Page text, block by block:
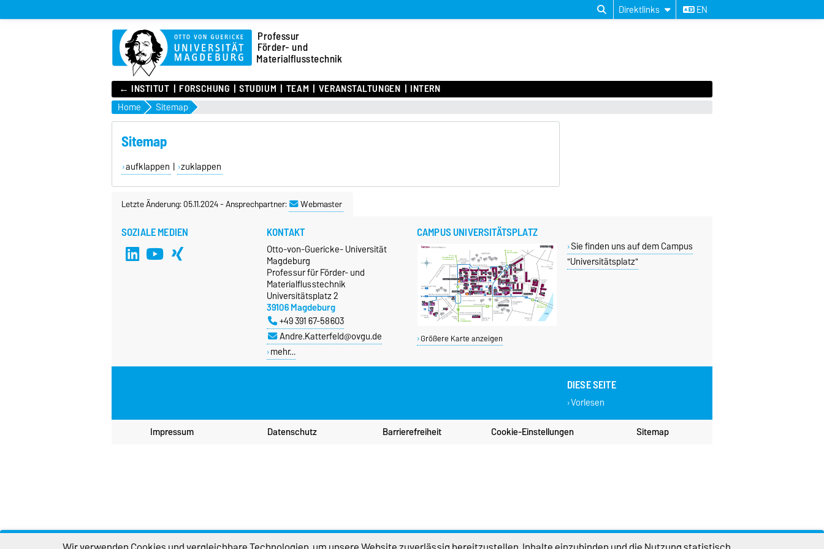
Direktlinks EN
Professur
Förder- und
Materialflusstechnik
← INSTITUT FORSCHUNG STUDIUM TEAM VERANSTALTUNGEN INTERN
Home Sitemap
Sitemap
aufklappen | zuklappen
Letzte Änderung: 05.11.2024-Ansprechpartner: Webmaster
SOZIALE MEDIEN KONTAKT
Otto-von-Guericke- Universität
Magdeburg
Professur für Förder- und
Materialflusstechnik
Universitätsplatz 2
39106 Magdeburg
+49 391 67-58603
Andre.Katterfeld@ovgu.de
mehr…
CAMPUS UNIVERSITÄTSPLATZ
Größere Karte anzeigen
Sie finden uns auf dem Campus
"Universitätsplatz"
DIESE SEITE
Vorlesen
Impressum Datenschutz Barrierefreiheit Cookie-Einstellungen Sitemap